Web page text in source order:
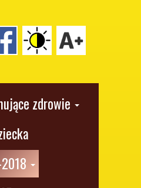
zdrowie